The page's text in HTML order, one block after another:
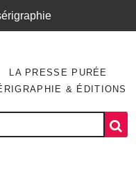
LA PRESSE PURÉE
& ÉDITIONS